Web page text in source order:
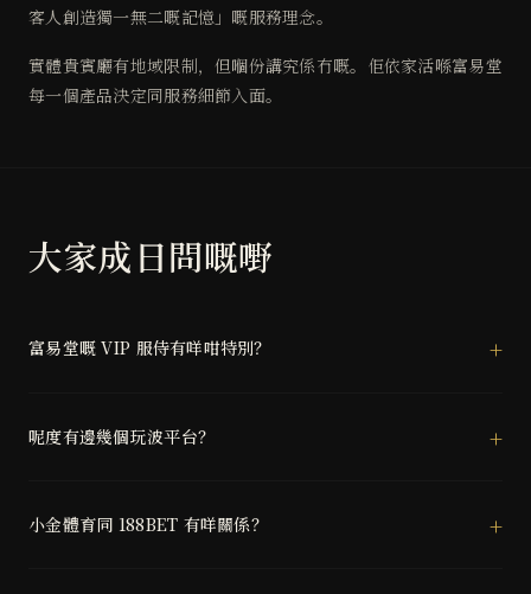
客人創造獨一無二嘅記憶」嘅服務理念。
實體貴賓廳有地域限制，但嗰份講究係冇嘅。佢依家活喺富易堂
每一個產品決定同服務細節入面。
大家成日問嘅嘢
富易堂嘅 VIP 服侍有咩咁特別？
呢度有邊幾個玩波平台？
小金體育同 188BET 有咩關係？